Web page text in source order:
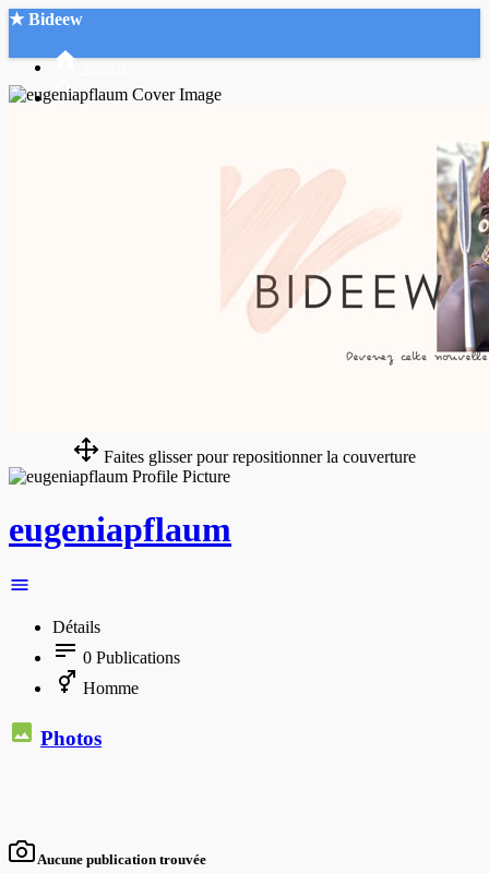
★ Bideew
Faites glisser pour repositionner la couverture
eugeniapflaum
Détails
0 Publications
Homme
Photos
Aucune publication trouvée